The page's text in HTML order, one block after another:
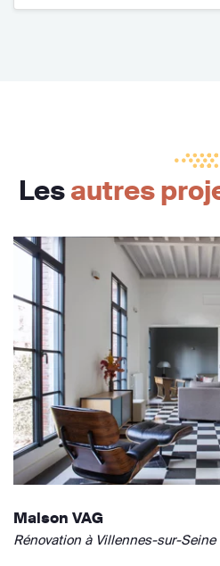
Lesautres
Maison VAG
Rénovation à Villennes-sur-Seine